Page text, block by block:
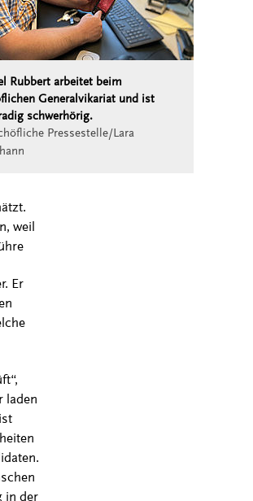
Rubbert arbeitet beim
Generalvikariat und ist
schwerhörig.
Pressestelle/Lara
weil
Er
laden
in der